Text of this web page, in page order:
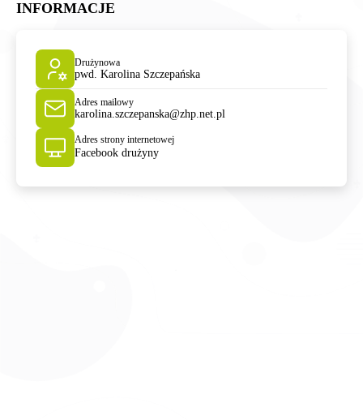
INFORMACJE
Drużynowa
pwd. Karolina Szczepańska
Adres mailowy
karolina.szczepanska@zhp.net.pl
Adres strony internetowej
Facebook drużyny